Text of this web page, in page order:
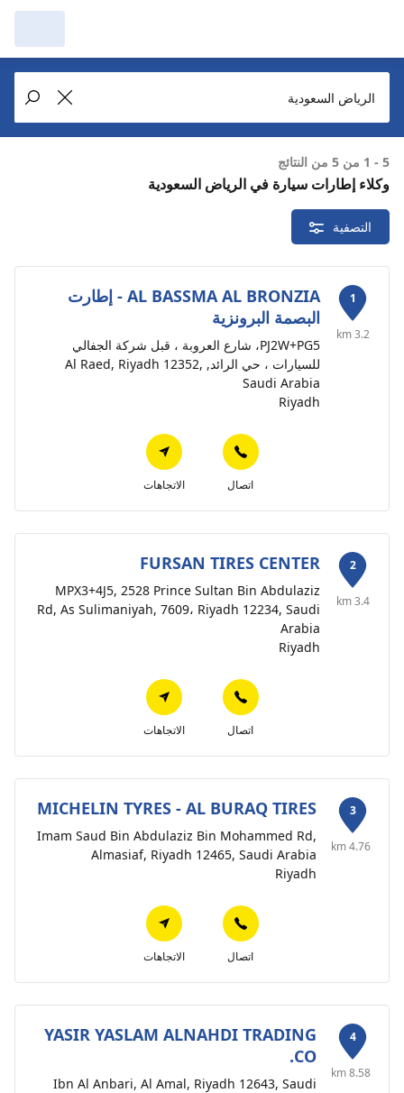
مرآبي :
إجراء بحث جديد
عرض التُجار من حولك
إجراء بحث جديد
الرياض السعودية
5 التُجار من
حولك
5 - 1 من 5 من النتائج
وكلاء إطارات سيارة في الرياض السعودية
التصفية
1
3.2 km
AL BASSMA AL BRONZIA - إطارت
البصمة البرونزية
PJ2W+PG5، شارع العروبة ، قبل شركة الجفالي
للسيارات ، حي الرائد, Al Raed, Riyadh 12352,
Saudi Arabia
Riyadh
اتصال الاتجاهات
2
3.4 km
FURSAN TIRES CENTER
MPX3+4J5, 2528 Prince Sultan Bin Abdulaziz
Rd, As Sulimaniyah, 7609، Riyadh 12234, Saudi
Arabia
Riyadh
اتصال الاتجاهات
3
4.76 km
MICHELIN TYRES - AL BURAQ TIRES
Imam Saud Bin Abdulaziz Bin Mohammed Rd,
Almasiaf, Riyadh 12465, Saudi Arabia
Riyadh
اتصال الاتجاهات
4
8.58 km
YASIR YASLAM ALNAHDI TRADING
CO.
Ibn Al Anbari, Al Amal, Riyadh 12643, Saudi